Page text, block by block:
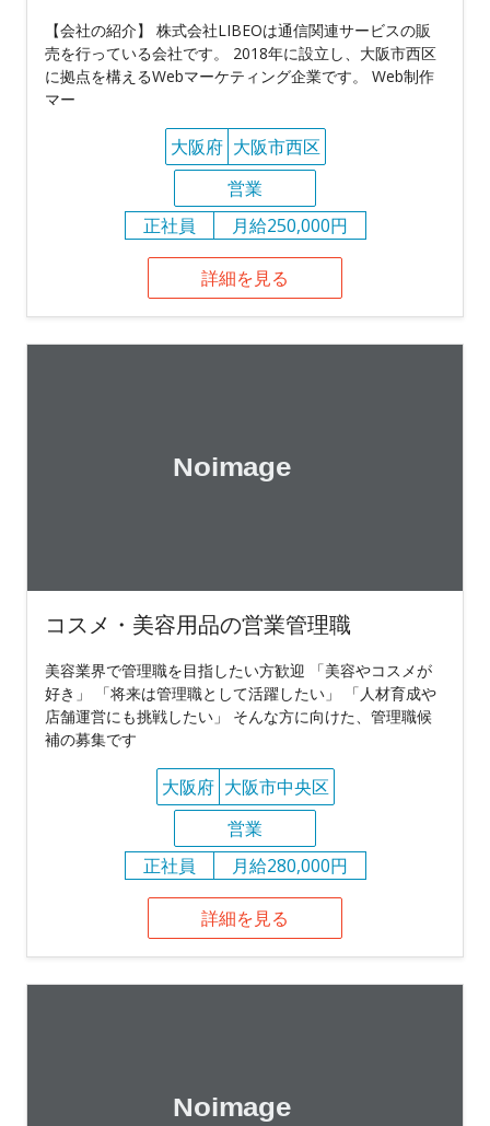
【会社の紹介】 株式会社LIBEOは通信関連サービスの販
売を行っている会社です。 2018年に設立し、大阪市西区
に拠点を構えるWebマーケティング企業です。 Web制作
マー
大阪府 大阪市西区
営業
正社員
月給250,000円
詳細を見る
コスメ・美容用品の営業管理職
美容業界で管理職を目指したい方歓迎 「美容やコスメが
好き」 「将来は管理職として活躍したい」 「人材育成や
店舗運営にも挑戦したい」 そんな方に向けた、管理職候
補の募集です
大阪府 大阪市中央区
営業
正社員
月給280,000円
詳細を見る